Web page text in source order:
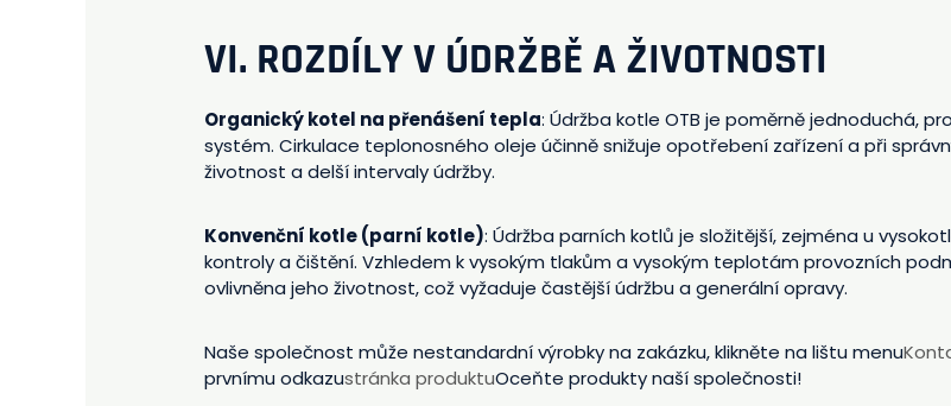
VI. ROZDÍLY V ÚDRŽBĚ A ŽIVOTNOSTI
Organický kotel na přenášení tepla: Údržba kotle OTB je poměrně jednoduchá,
systém. Cirkulace teplonosného oleje účinně snižuje opotřebení zařízení a při
životnost a delší intervaly údržby.
Konvenční kotle (parní kotle): Údržba parních kotlů je složitější, zejména u
kontroly a čištění. Vzhledem k vysokým tlakům a vysokým teplotám provozních
ovlivněna jeho životnost, což vyžaduje častější údržbu a generální opravy.
Naše společnost může nestandardní výrobky na zakázku, klikněte na lištu menu
prvnímu odkazustránka produktuOceňte produkty naší společnosti!